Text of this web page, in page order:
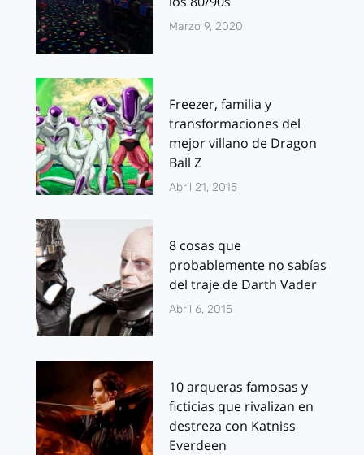
Marzo 9, 2020
Freezer, familia y
transformaciones del
mejor villano de Dragon
Ball Z
Abril 21, 2015
8 cosas que
probablemente no sabías
del traje de Darth Vader
Abril 6, 2015
10 arqueras famosas y
ficticias que rivalizan en
destreza con Katniss
Everdeen